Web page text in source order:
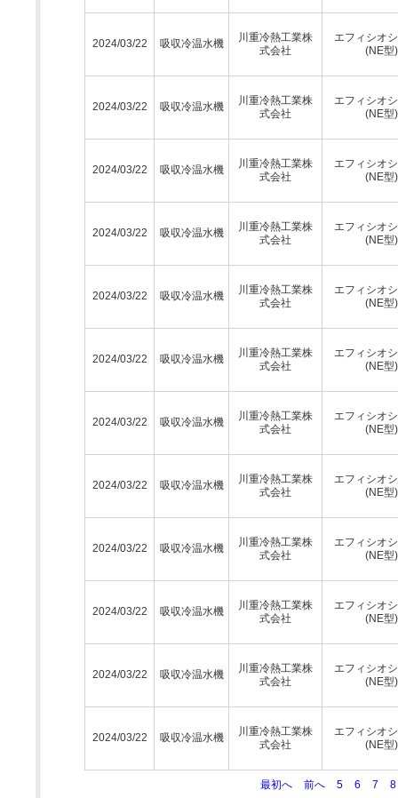
2024/03/22 吸収冷温水機
川重冷熱工業株
式会社
エフィシオ
(NE型)
2024/03/22 吸収冷温水機
川重冷熱工業株
式会社
エフィシオ
(NE型)
2024/03/22 吸収冷温水機
川重冷熱工業株
式会社
エフィシオ
(NE型)
2024/03/22 吸収冷温水機
川重冷熱工業株
式会社
エフィシオ
(NE型)
2024/03/22 吸収冷温水機
川重冷熱工業株
式会社
エフィシオ
(NE型)
2024/03/22 吸収冷温水機
川重冷熱工業株
式会社
エフィシオ
(NE型)
2024/03/22 吸収冷温水機
川重冷熱工業株
式会社
エフィシオ
(NE型)
2024/03/22 吸収冷温水機
川重冷熱工業株
式会社
エフィシオ
(NE型)
2024/03/22 吸収冷温水機
川重冷熱工業株
式会社
エフィシオ
(NE型)
2024/03/22 吸収冷温水機
川重冷熱工業株
式会社
エフィシオ
(NE型)
2024/03/22 吸収冷温水機
川重冷熱工業株
式会社
エフィシオ
(NE型)
2024/03/22 吸収冷温水機
川重冷熱工業株
式会社
エフィシオ
(NE型)
最初へ 前へ 5 6 7 8